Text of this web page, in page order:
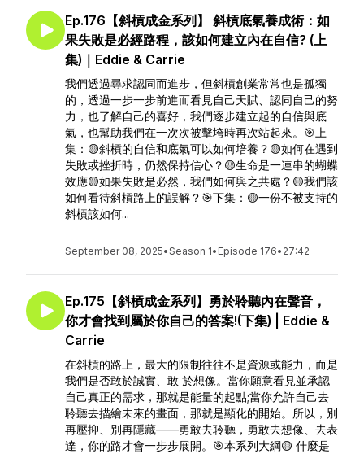
Ep.176【斜槓成金系列】 斜槓底氣養成術：如
果失敗是必經路程，該如何建立內在自信? (上
集)｜Eddie & Carrie
我們透過尋求認同而進步，但斜槓創業常常也是孤獨
的，透過一步一步前進而看見自己天賦、認同自己的努
力，也了解自己的喜好，我們逐步建立起的自信與底
氣，也幫助我們在一次次被擊垮時再次站起來。🎯上
集：🟡斜槓的自信和底氣可以如何培養？🟡如何在遇到
失敗或挫折時，仍然保持信心？🟡生命是一連串的蝴蝶
效應🟡如果失敗是必然，我們如何與之共處？🟡我們該
如何看待斜槓路上的誤解？🎯下集：🟡一份不被支持的
斜槓該如何...
September 08, 2025•Season 1• Episode 176• 27:42
Ep.175【斜槓成金系列】勇於聆聽內在聲音，
你才會找到屬於你自己的答案!(下集) | Eddie &
Carrie
在斜槓的路上，最大的限制往往不是資源或能力，而是
我們是否敢於誠實、敢 於想像。當你願意看見並承認
自己真正的需求，那就是能量的起點;當你允許自己去
聆聽去描繪未來的畫面，那就是顯化的開始。所以，別
再壓抑、別再隱藏——勇敢去聆聽，勇敢去想像、去表
達，你的路才會一步步展開。🎯本系列大綱🟡 什麼是